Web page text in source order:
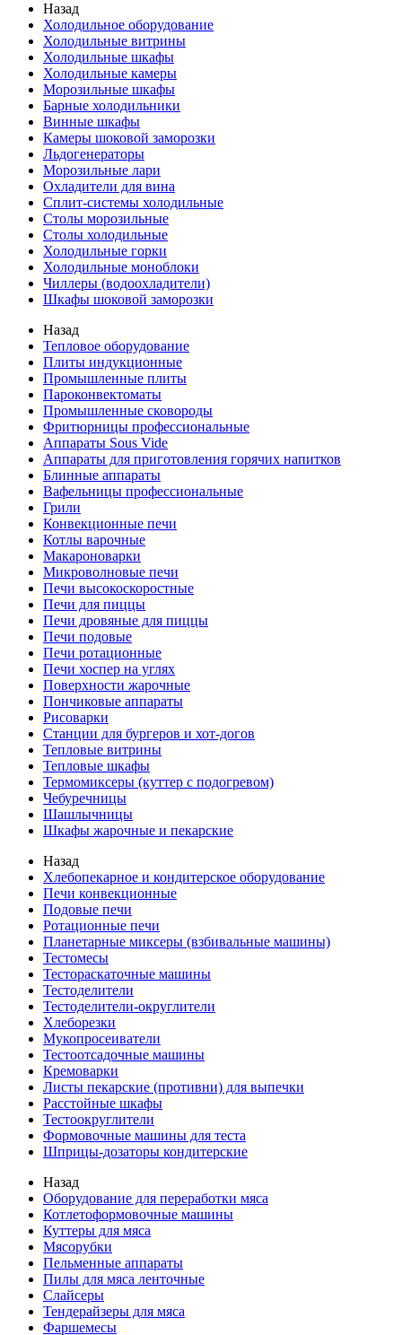
Назад
Холодильное оборудование
Холодильные витрины
Холодильные шкафы
Холодильные камеры
Морозильные шкафы
Барные холодильники
Винные шкафы
Камеры шоковой заморозки
Льдогенераторы
Морозильные лари
Охладители для вина
Сплит-системы холодильные
Столы морозильные
Столы холодильные
Холодильные горки
Холодильные моноблоки
Чиллеры (водоохладители)
Шкафы шоковой заморозки
Назад
Тепловое оборудование
Плиты индукционные
Промышленные плиты
Пароконвектоматы
Промышленные сковороды
Фритюрницы профессиональные
Аппараты Sous Vide
Аппараты для приготовления горячих напитков
Блинные аппараты
Вафельницы профессиональные
Грили
Конвекционные печи
Котлы варочные
Макароноварки
Микроволновые печи
Печи высокоскоростные
Печи для пиццы
Печи дровяные для пиццы
Печи подовые
Печи ротационные
Печи хоспер на углях
Поверхности жарочные
Пончиковые аппараты
Рисоварки
Станции для бургеров и хот-догов
Тепловые витрины
Тепловые шкафы
Термомиксеры (куттер с подогревом)
Чебуречницы
Шашлычницы
Шкафы жарочные и пекарские
Назад
Хлебопекарное и кондитерское оборудование
Печи конвекционные
Подовые печи
Ротационные печи
Планетарные миксеры (взбивальные машины)
Тестомесы
Тестораскаточные машины
Тестоделители
Тестоделители-округлители
Хлеборезки
Мукопросеиватели
Тестоотсадочные машины
Кремоварки
Листы пекарские (противни) для выпечки
Расстойные шкафы
Тестоокруглители
Формовочные машины для теста
Шприцы-дозаторы кондитерские
Назад
Оборудование для переработки мяса
Котлетоформовочные машины
Куттеры для мяса
Мясорубки
Пельменные аппараты
Пилы для мяса ленточные
Слайсеры
Тендерайзеры для мяса
Фаршемесы